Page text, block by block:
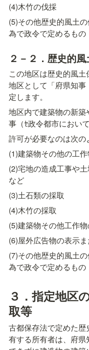
(4)木竹の伐採
(5)その他歴史的風土
為で政令で定めるもの
２－２．歴史的
この地区は歴史的風
地区として「府県知
定します。
地区内で建築物の新
事（ｾ政令都市におい
許可が必要なのは次の
(1)建築物その他の工
(2)宅地の造成工事や
など
(3)土石類の採取
(4)木竹の採取
(5)建築物その他工作
(6)屋外広告物の表示
(7)その他歴史的風土
為で政令で定めるもの
３．指定地区
取等
古都保存法で定めた
有する所有者は、府